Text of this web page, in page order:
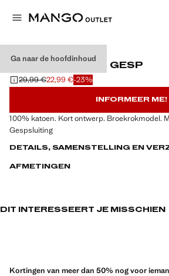
Ga naar de hoofdinhoud
BROEKROK MET GESP
Oorspronkelijke prijs doorgehaald [29,99 € ]
29,99 €
Huidige prijs [22,99 € ]
22,99 €-23%
Kies een kleur
INFORMEER ME!
100% katoen. Kort ontwerp. Broekrokmodel.
Gespsluiting
DETAILS, SAMENSTELLING EN
AFMETINGEN
DIT INTERESSEERT JE MISSCHIEN
Kortingen van meer dan 50% nog voor